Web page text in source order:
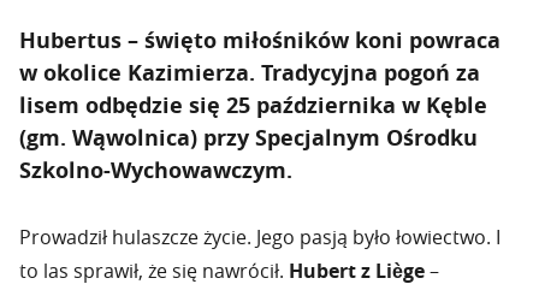
Hubertus – święto miłośników koni powraca
w okolice Kazimierza. Tradycyjna pogoń za
lisem odbędzie się 25 października w Kęble
(gm. Wąwolnica) przy Specjalnym Ośrodku
Szkolno-Wychowawczym.
Prowadził hulaszcze życie. Jego pasją było łowiectwo. I
to las sprawił, że się nawrócił. Hubert z Liège–